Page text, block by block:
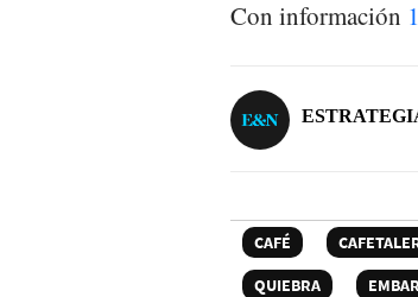
Con información
CAFÉ
QUIEBRA